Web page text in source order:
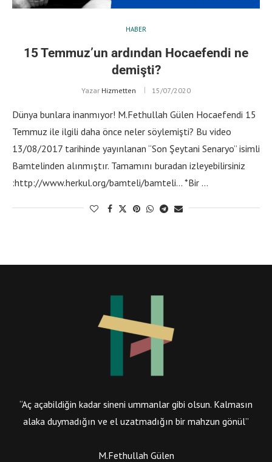
HABER
15 Temmuz’un ardından Hocaefendi ne
demişti?
Yazar Hizmetten 15/07/2020
Dünya bunlara inanmıyor! M.Fethullah Gülen Hocaefendi 15
Temmuz ile ilgili daha önce neler söylemişti? Bu video
13/08/2017 tarihinde yayınlanan “Son Şeytani Senaryo” isimli
Bamtelinden alınmıştır. Tamamını buradan izleyebilirsiniz
:http://www.herkul.org/bamteli/bamteli… *Bir …
“Aç açabildiğin kadar sineni ummanlar gibi olsun. Kalmasın
alaka duymadığın ve el uzatmadığın bir mahzun gönül”
M.Fethullah Gülen